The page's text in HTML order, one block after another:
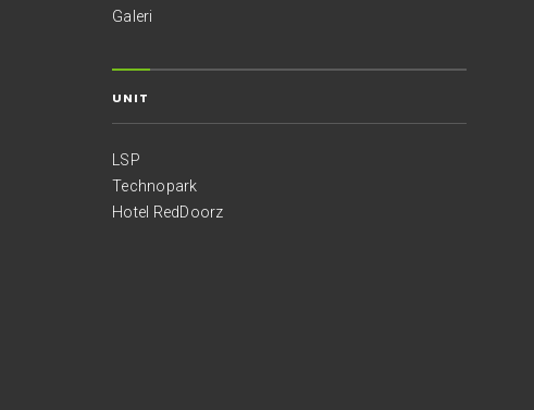
Galeri
UNIT
LSP
Technopark
Hotel RedDoorz